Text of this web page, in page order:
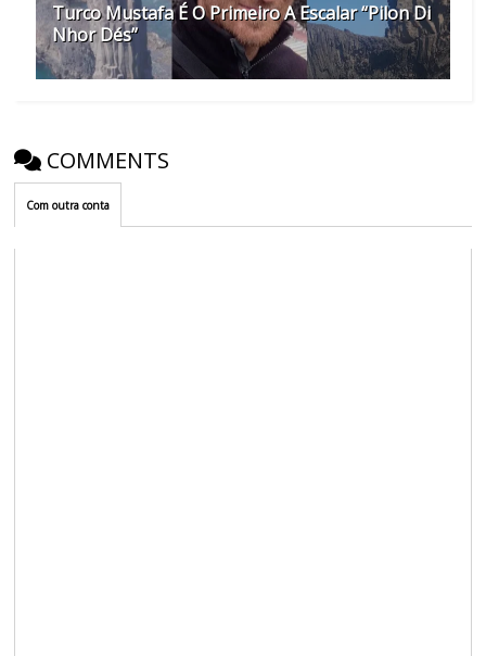
Turco Mustafa É O Primeiro A Escalar “Pilon Di
Nhor Dés”
COMMENTS
Com outra conta